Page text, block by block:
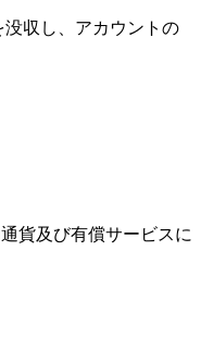
収し、アカウントの
貨及び有償サービスに